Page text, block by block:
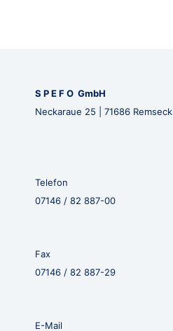
S P E F O GmbH
Neckaraue 25 | 71686 Remseck
Telefon
07146 / 82 887-00
Fax
07146 / 82 887-29
E-Mail